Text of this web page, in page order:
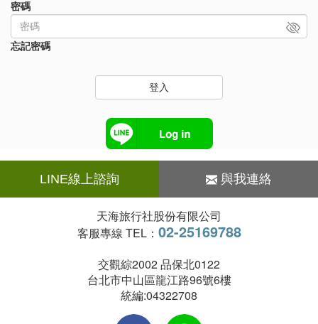
密碼
忘記密碼
登入
LINE線上諮詢 與我連絡
天海旅行社股份有限公司
客服專線 TEL： 02-25169788
交觀綜2002 品保北0122
台北市中山區龍江路96號6樓
統編:04322708